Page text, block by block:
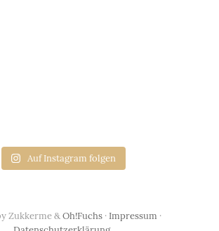
Auf Instagram folgen
Zukkerme &Oh!Fuchs· Impressum ·